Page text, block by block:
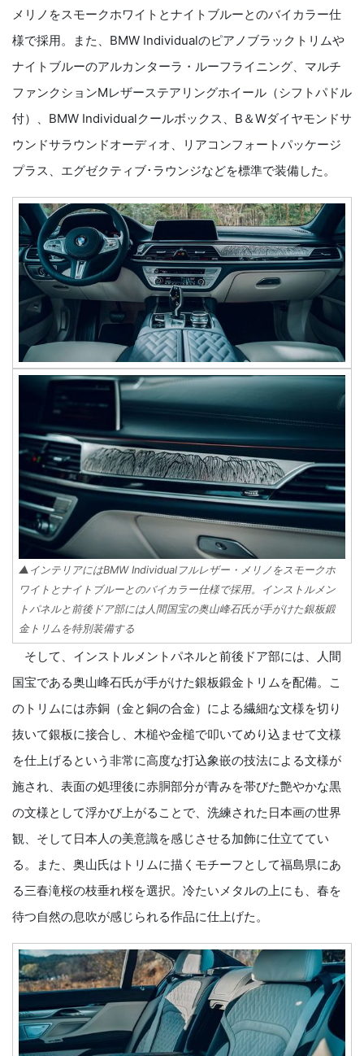
メリノをスモークホワイトとナイトブルーとのバイカラー仕
様で採用。また、BMW Individualのピアノブラックトリムや
ナイトブルーのアルカンターラ・ルーフライニング、マルチ
ファンクションMレザーステアリングホイール（シフトパドル
付）、BMW Individualクールボックス、B＆Wダイヤモンドサ
ウンドサラウンドオーディオ、リアコンフォートパッケージ
プラス、エグゼクティブ･ラウンジなどを標準で装備した。
▲インテリアにはBMW Individualフルレザー・メリノをスモークホ
ワイトとナイトブルーとのバイカラー仕様で採用。インストルメン
トパネルと前後ドア部には人間国宝の奥山峰石氏が手がけた銀板鍛
金トリムを特別装備する
そして、インストルメントパネルと前後ドア部には、人間
国宝である奥山峰石氏が手がけた銀板鍛金トリムを配備。こ
のトリムには赤銅（金と銅の合金）による繊細な文様を切り
抜いて銀板に接合し、木槌や金槌で叩いてめり込ませて文様
を仕上げるという非常に高度な打込象嵌の技法による文様が
施され、表面の処理後に赤胴部分が青みを帯びた艶やかな黒
の文様として浮かび上がることで、洗練された日本画の世界
観、そして日本人の美意識を感じさせる加飾に仕立ててい
る。また、奥山氏はトリムに描くモチーフとして福島県にあ
る三春滝桜の枝垂れ桜を選択。冷たいメタルの上にも、春を
待つ自然の息吹が感じられる作品に仕上げた。